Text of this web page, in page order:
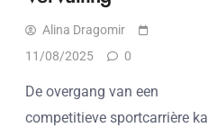
Alina Dragomir
11/08/2025
0
De overgang van een
competitieve sportcarrière